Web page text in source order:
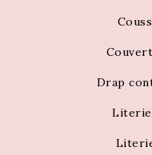
Drap
Literie